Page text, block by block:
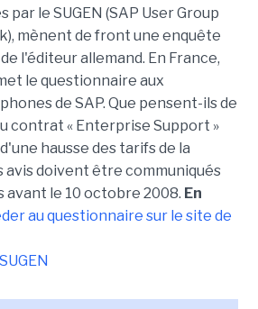
par le SUGEN (SAP User Group
mènent de front une enquête
l'éditeur allemand. En France,
le questionnaire aux
de SAP. Que pensent-ils de
contrat « Enterprise Support »
hausse des tarifs de la
avis doivent être communiqués
avant le 10 octobre 2008. En
au questionnaire sur le site de